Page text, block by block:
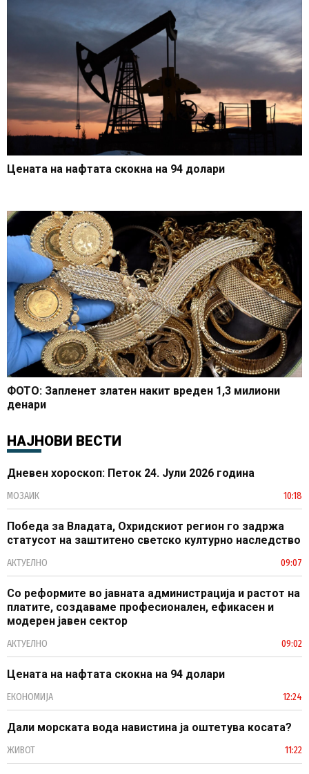
Цената на нафтата скокна на 94 долари
ФОТО: Запленет златен накит вреден 1,3 милиони
денари
НАЈНОВИ ВЕСТИ
Дневен хороскоп: Петок 24. Јули 2026 година
МОЗАИК 10:18
Победа за Владата, Охридскиот регион го задржа
статусот на заштитено светско културно наследство
АКТУЕЛНО 09:07
Со реформите во јавната администрација и растот на
платите, создаваме професионален, ефикасен и
модерен јавен сектор
АКТУЕЛНО 09:02
Цената на нафтата скокна на 94 долари
ЕКОНОМИЈА 12:24
Дали морската вода навистина ја оштетува косата?
ЖИВОТ 11:22